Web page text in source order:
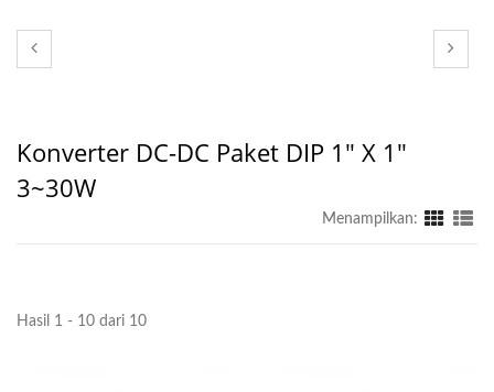
Konverter DC-DC Paket DIP 1" X 1"
3~30W
Menampilkan:
Hasil 1 - 10 dari 10